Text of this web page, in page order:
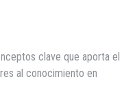
clave que aporta el
al conocimiento en